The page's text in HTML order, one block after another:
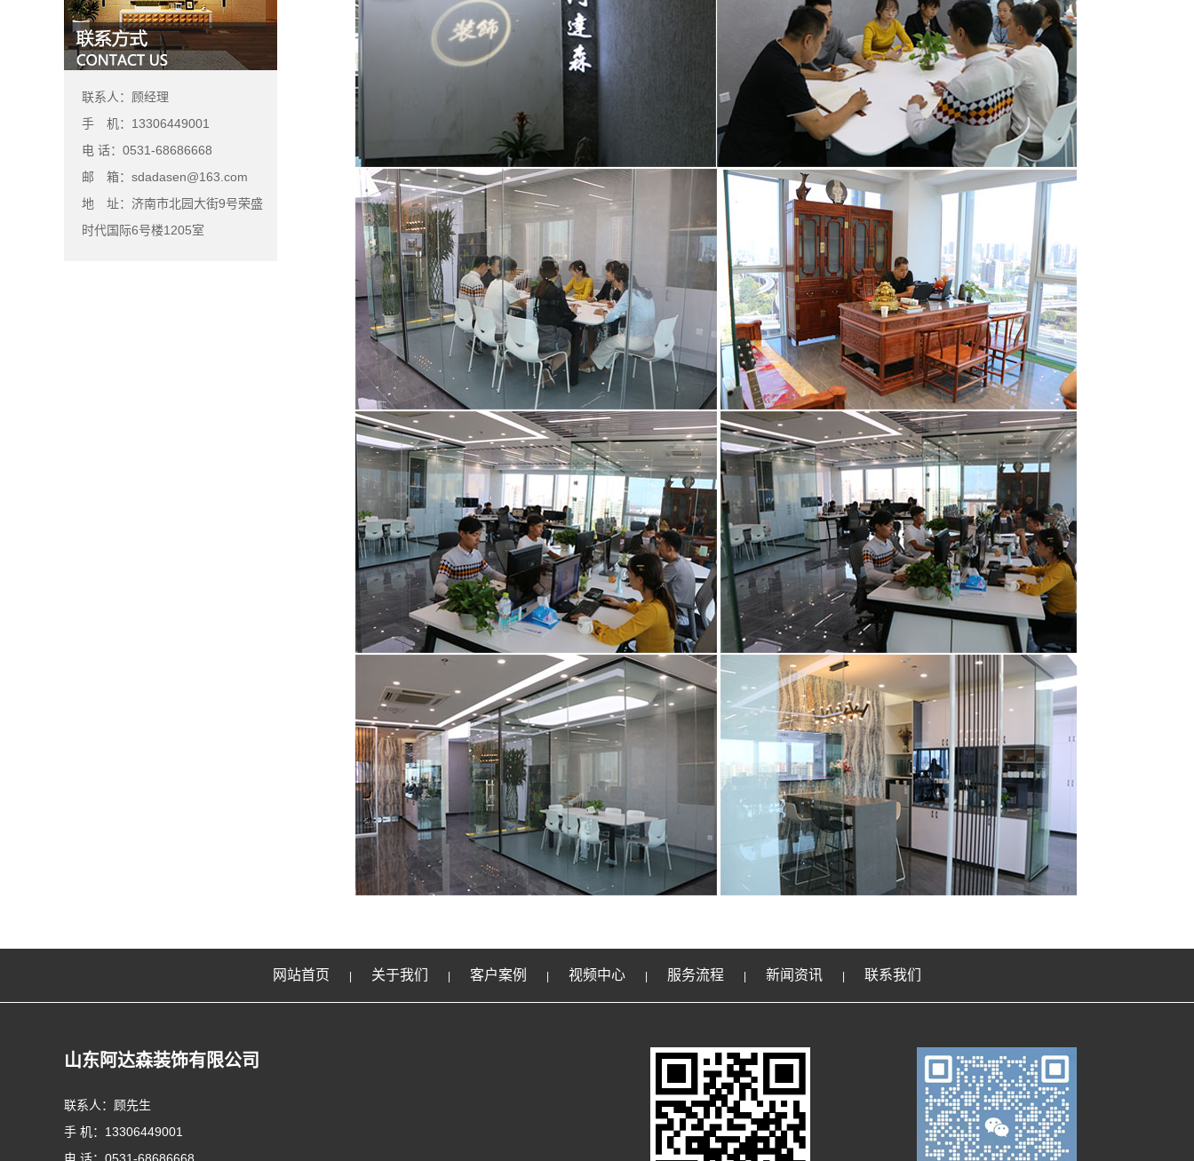
联系人：顾经理
手 机：13306449001
电 话：0531-68686668
邮 箱：sdadasen@163.com
地 址：济南市北园大街9号荣盛
时代国际6号楼1205室
网站首页 | 关于我们 | 客户案例 | 视频中心 | 服务流程 | 新闻资讯 | 联系我们
山东阿达森装饰有限公司
联系人：顾先生
手 机：13306449001
电 话：0531-68686668